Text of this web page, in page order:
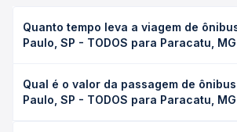
Quanto tempo leva a viagem de
Paulo, SP - TODOS para Paracatu,
Paracatu, MG - TODOS leva em média
podendo variar conforme a viação, o
Qual é o valor da passagem de
Paulo, SP - TODOS para Paracatu,